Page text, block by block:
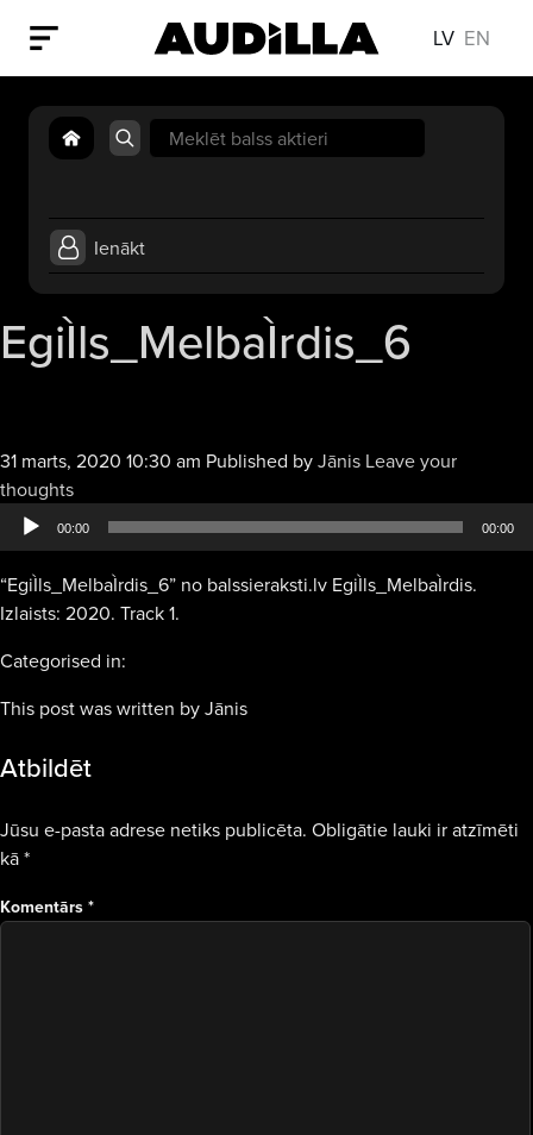
LV EN
Search
for:
Ienākt
EgiÌls_MelbaÌrdis_6
31 marts, 2020 10:30 am Published byJānis Leave your
thoughtsAudio
atskaņotājs
00:00 00:00
“EgiÌls_MelbaÌrdis_6” no balssieraksti.lv EgiÌls_MelbaÌrdis.
Izlaists: 2020. Track 1.
Categorised in:
This post was written by Jānis
Atbildēt
Jūsu e-pasta adrese netiks publicēta. Obligātie lauki ir atzīmēti
kā*
Komentārs *